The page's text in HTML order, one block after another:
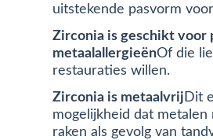
uitstekende pasvorm
Zirconia is geschikt voor
metaalallergieënOf die
restauraties willen.
Zirconia is metaalvrij Dit
mogelijkheid dat metalen
raken als gevolg van